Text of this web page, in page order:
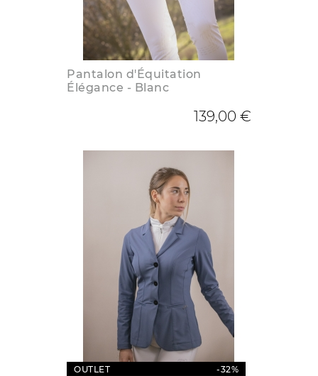
Pantalon d'Équitation
Élégance - Blanc
139,00 €
OUTLET -32%